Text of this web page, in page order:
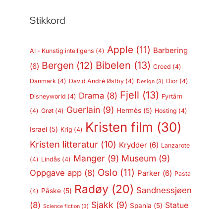
Stikkord
AI - Kunstig intelligens (4) Apple (11) Barbering
(6) Bergen (12) Bibelen (13) Creed (4)
Danmark (4) David André Østby(4) Design(3) Dior(4)
Disneyworld (4) Drama (8) Fjell (13) Fyrtårn
(4) Grøt(4) Guerlain (9) Hermès(5) Hosting (4)
Israel(5) Krig (4) Kristen film (30)
Kristen litteratur(10) Krydder(6) Lanzarote
(4) Lindås (4) Manger(9) Museum (9)
Oppgave app(8) Oslo(11) Parker(6) Pasta
(4) Påske(5) Radøy(20) Sandnessjøen
(8) Science fiction(3) Sjakk (9) Spania (5) Statue